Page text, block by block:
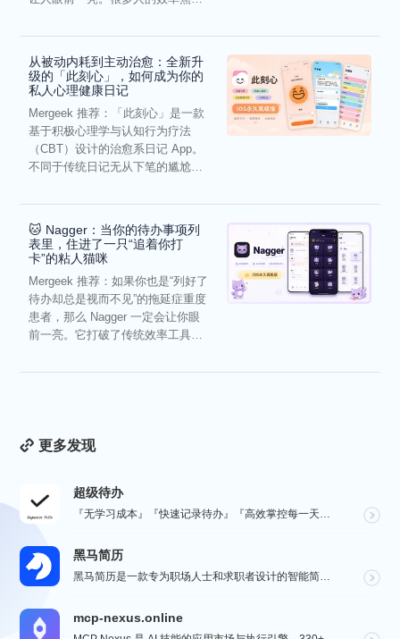
从被动内耗到主动治愈：全新升
级的「此刻心」，如何成为你的
私人心理健康日记
Mergeek 推荐：「此刻心」是一款
基于积极心理学与认知行为疗法
（CBT）设计的治愈系日记 App。
不同于传统日记无从下笔的尴尬，
🐱 Nagger：当你的待办事项列
表里，住进了一只“追着你打
卡”的粘人猫咪
Mergeek 推荐：如果你也是“列好了
待办却总是视而不见”的拖延症重度
患者，那么 Nagger 一定会让你眼
前一亮。它打破了传统效率工具冰
更多发现
超级待办
『无学习成本』『快速记录待办』『高效掌控每一天』『桌面小组件交互』『自动数据同步备份』
黑马简历
黑马简历是一款专为职场人士和求职者设计的智能简历助手，旨在帮助用户快速打造专业、高效的求职简历。通过...
mcp-nexus.online